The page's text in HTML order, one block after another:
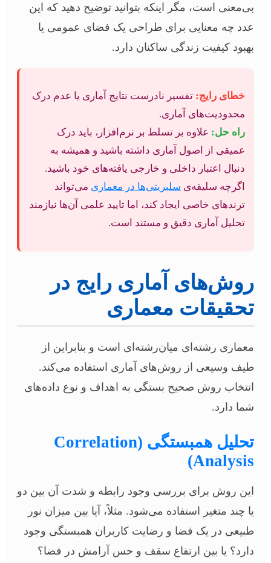
بی‌معنی است، مگر اینکه بتوانید توضیح دهید که این
عدد چه معنایی برای طراحی یک فضای عمومی یا
بهبود کیفیت زندگی ساکنان دارد.
خطای رایج: تفسیر نادرست نتایج آماری یا عدم درک
محدودیت‌های آماری.
راه حل: علاوه بر تسلط بر نرم‌افزار، باید درک
عمیقی از اصول آماری داشته باشید و همیشه به
دنبال اعتبار داخلی و خارجی یافته‌های خود باشید.
اگرچه سلیقه‌ی سلبریتی‌ها در معماری می‌تواند
ترندهای خاصی ایجاد کند، اما تایید علمی آن‌ها نیازمند
تحلیل آماری دقیق و مستند است.
روش‌های آماری رایج در
تحقیقات معماری
معماری رشته‌ای میان‌رشته‌ای است و بنابراین از
طیف وسیعی از روش‌های آماری استفاده می‌کند.
انتخاب روش صحیح بستگی به اهداف و نوع داده‌های
شما دارد.
تحلیل همبستگی (Correlation
Analysis)
این روش برای بررسی وجود رابطه و شدت آن بین دو
یا چند متغیر استفاده می‌شود. مثلاً، آیا بین میزان نور
طبیعی در یک فضا و رضایت کاربران همبستگی وجود
دارد؟ یا بین ارتفاع سقف و حس آرامش در فضا؟